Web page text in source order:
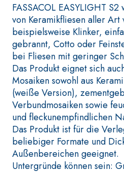
FASSACOL EASYLIGHT
von Keramikfliesen aller
beispielsweise Klinker,
gebrannt, Cotto oder
bei Fliesen mit geringer
Das Produkt eignet sich
Mosaiken sowohl aus
(weiße Version),
Verbundmosaiken sowie
und fleckunempfindlichen
Das Produkt ist für die
beliebiger Formate und
Außenbereichen geeignet.
Untergründe können sein:
SYSTEM
THIXOTROPE PRODUKTE
GEOACTIVE R4 40
Polymermodifizierter,
thixotroper und
faserverstärkter
Schnellmörtel
aus speziellen
sulfatbeständigen